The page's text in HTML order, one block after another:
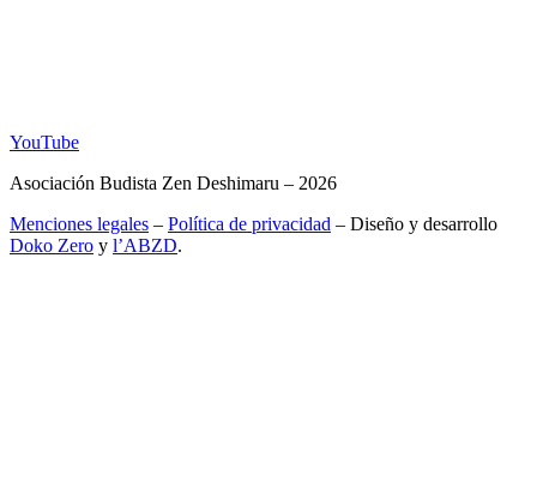
YouTube
Asociación Budista Zen Deshimaru – 2026
Menciones legales – Política de privacidad – Diseño y desarrollo
Doko Zero y l’ABZD.